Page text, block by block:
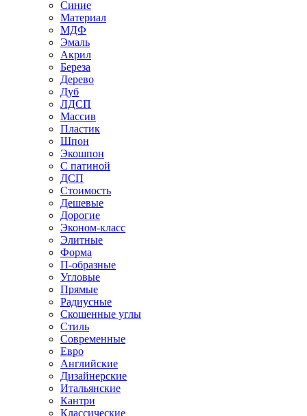
Синие
Материал
МДФ
Эмаль
Акрил
Береза
Дерево
Дуб
ЛДСП
Массив
Пластик
Шпон
Экошпон
С патиной
ДСП
Стоимость
Дешевые
Дорогие
Эконом-класс
Элитные
Форма
П-образные
Угловые
Прямые
Радиусные
Скошенные углы
Стиль
Современные
Евро
Английские
Дизайнерские
Итальянские
Кантри
Классические